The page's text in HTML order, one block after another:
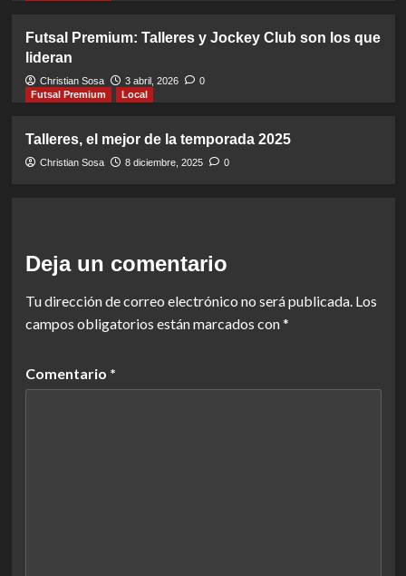
Futsal Premium: Talleres y Jockey Club son los que
lideran
Christian Sosa 3 abril, 2026
0
Futsal Premium
Local
Talleres, el mejor de la temporada 2025
Christian Sosa 8 diciembre, 2025 0
Deja un comentario
Tu dirección de correo electrónico no será publicada. Los
campos obligatorios están marcados con*
Comentario *